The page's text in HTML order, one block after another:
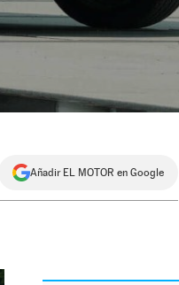
Añadir EL MOTOR en Google